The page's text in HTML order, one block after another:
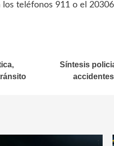
teléfonos 911 o el
Síntesis